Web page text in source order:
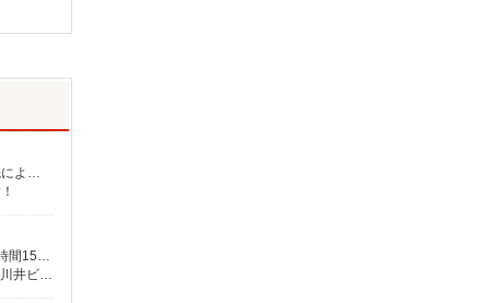
介護福祉士：時給1,700円〜2,312円 初任者以上：時給1,500円〜2,162円 無資格の方：時給1,350円〜1,925円 ※給与幅は勤務先による +交通費、諸手当（勤務先による） +0円で介護資格が取れる （別途規定） ★給与日払い制度あり！
月給265,000円〜 ★介護福祉士の方は資格手当20,000円／月 別途交通費支給（30,000円上限／月） 別途残業手当（月平均残業時間15時間）残業代全額支給
【在宅介護センター野方】東京都中野区野方六丁目53番8号 【在宅介護センター目黒】東京都目黒区中根一丁目9番7号 都立大川井ビル101号室 【在宅介護センター小岩】東京都江戸川区西小岩四丁目14-6 メゾン司1階1F号室 【在宅介護センター西東京】東京都西東京市西原町一丁目4-6 サンハイツ101号室 【在宅介護センター石神井】東京都練馬区石神井町三丁目18-4 ユービル102号 【在宅介護センター大田】東京都大田区蒲田二丁目19-8